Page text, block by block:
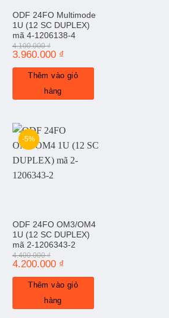
ODF 24FO Multimode
1U (12 SC DUPLEX)
mã 4-1206138-4
4.100.000₫
Giá
là:
4.100.000 ₫.
3.960.000 ₫
tại
là:
Thêm vào giỏ
hàng
-5%
ODF 24FO OM3/OM4
1U (12 SC DUPLEX)
mã 2-1206343-2
4.400.000₫
Giá
là:
4.400.000 ₫.
4.200.000 ₫
tại
là:
Thêm vào giỏ
hàng